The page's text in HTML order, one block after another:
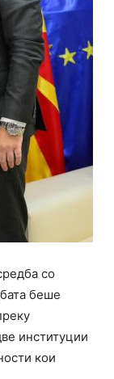
со
беше
институции
кои